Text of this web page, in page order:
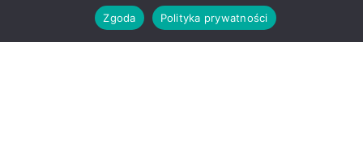
Zgoda
Polityka prywatności